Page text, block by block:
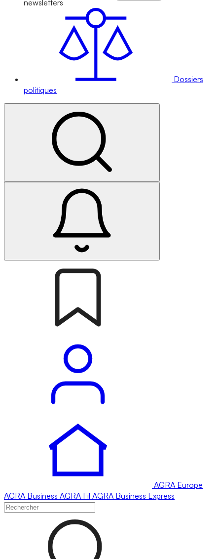
newsletters
Dossiers
politiques
AGRA Europe
AGRA Business AGRA Fil AGRA Business Express